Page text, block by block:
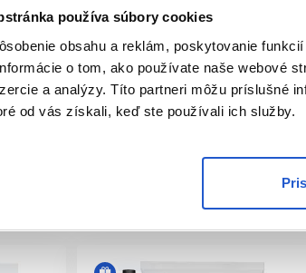
používa súbory cookies
obsahu a reklám, poskytovanie
o tom, ako používate naše webové
a analýzy. Títo partneri môžu príslušné
od vás získali, keď ste používali ich služby.
- Hydratuje pokožku hlavy, účinne
zložka, ktorá sa nachádza prirodzene